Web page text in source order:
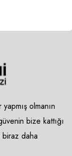
olmanın
bize kattığı
daha